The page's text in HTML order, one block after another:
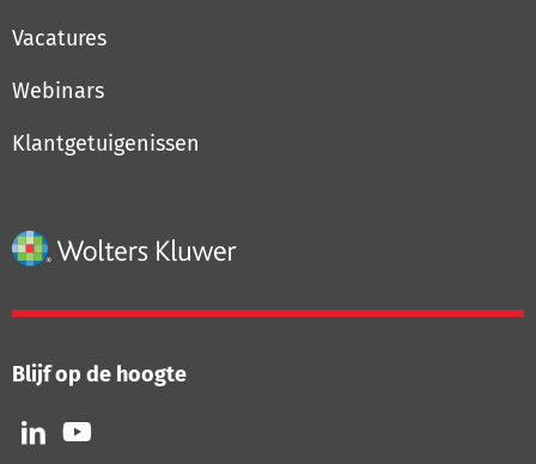
Vacatures
Webinars
Klantgetuigenissen
Blijf op de hoogte
Volg
ons
Volg
ons